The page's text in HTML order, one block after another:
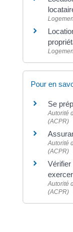
Pour en
Se
Autorité
(ACPR)
Autorité
(ACPR)
Vérifier
exercer
Autorité
(ACPR)